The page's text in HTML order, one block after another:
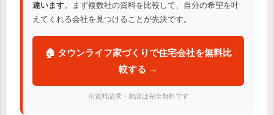
違います。まず複数社の資料を比較して、自分の希望を叶
えてくれる会社を見つけることが先決です。
🏠 タウンライフ家づくりで住宅会社を無料比
較する →
※資料請求・相談は完全無料です